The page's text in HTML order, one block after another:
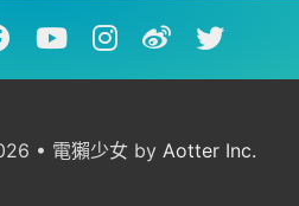
• 電獺少女 by Aotter Inc.